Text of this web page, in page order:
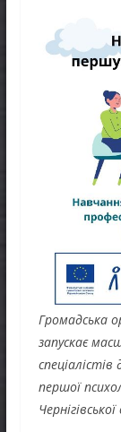
Громадська
запускає
першої